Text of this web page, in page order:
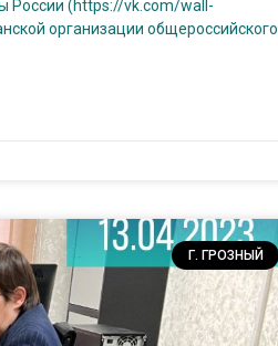
России (https://vk.com/wall-
организации общероссийского
Г. ГРОЗНЫЙ